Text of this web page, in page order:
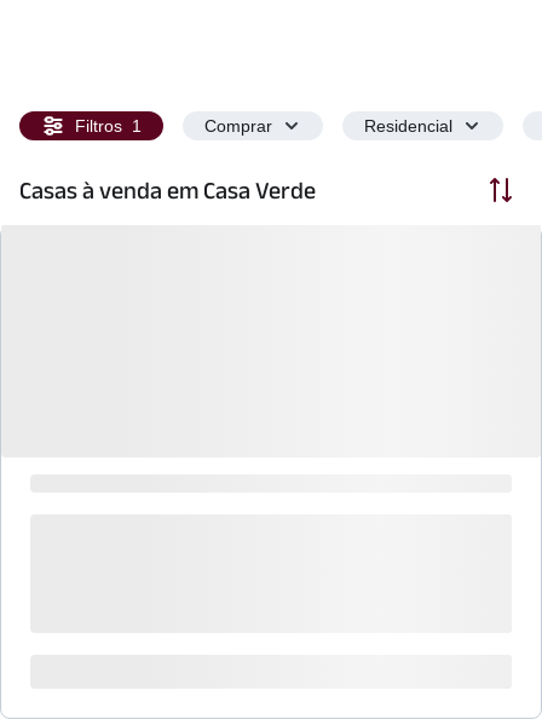
Filtros 1 Comprar Residencial
Casas à venda em Casa Verde Ordenar